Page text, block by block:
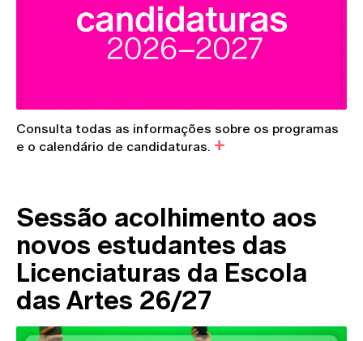
Consulta todas as informações sobre os programas
e o calendário de candidaturas.
Sessão acolhimento aos
novos estudantes das
Licenciaturas da Escola
das Artes 26/27